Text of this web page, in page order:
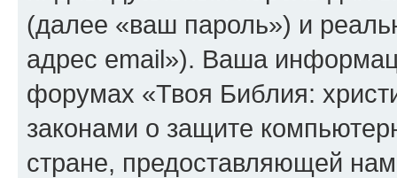
(далее «ваш пароль») и
адрес email»). Ваша
форумах «Твоя Библия:
законами о защите
стране, предоставляющей